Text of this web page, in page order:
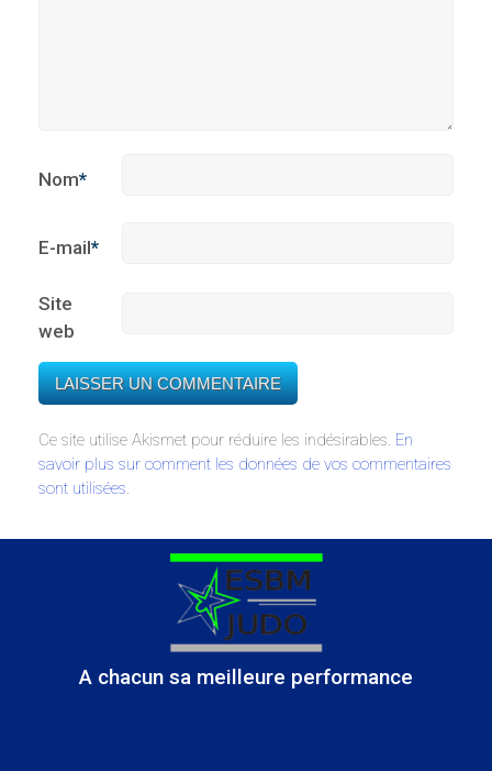
Nom*
E-mail*
Site
web
Ce site utilise Akismet pour réduire les indésirables. En
savoir plus sur comment les données de vos commentaires
sont utilisées.
A chacun sa meilleure performance